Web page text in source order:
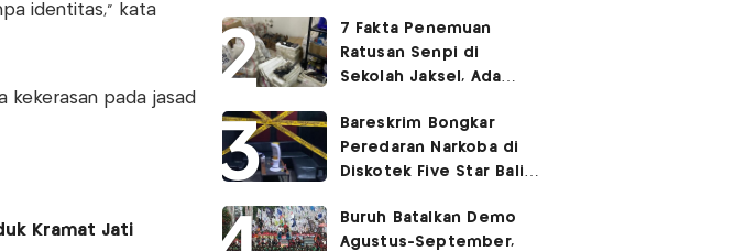
identitas," kata
kekerasan pada jasad
Kramat Jati
Kegiatan Eskul
Menembak
7 Fakta Penemuan
Ratusan Senpi di
Sekolah Jaksel, Ada
Ruang Bunker
Bareskrim Bongkar
Peredaran Narkoba di
Diskotek Five Star Bali,
Buruh Batalkan Demo
Agustus-September,